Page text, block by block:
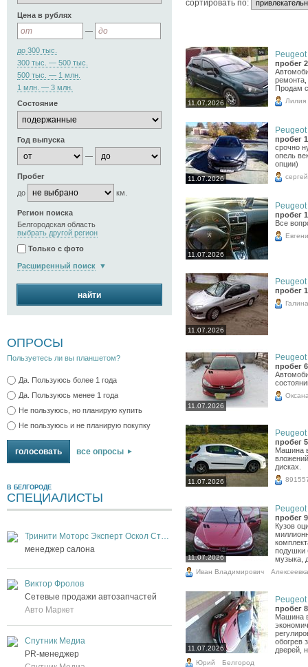
Цена в рублях
—
до 300 тыс.
300 тыс. — 500 тыс.
500 тыс. — 1 млн.
1 млн. — 3 млн.
Состояние
Год выпуска
—
Пробег
до
км.
Регион поиска
Белгородская область
выбрать другой регион
Только с фото
Расширенный поиск
найти
ОПРОСЫ
Пользуетесь ли вы планшетом?
Да. Пользуюсь более 1 года
Да. Пользуюсь менее 1 года
Не пользуюсь, но планирую купить
Не пользуюсь и не планирую покупку
все опросы
В БЕЛГОРОДЕ
СПЕЦИАЛИСТЫ
Тринити Моторс Эксперт Оскол Старый Оскол
менеджер салона
Виктор Фролов
Сетевые продажи автозапчастей
Авто Маркет
Спутник Медиа
PR-менеджер
cортировать по:
11.07.2026
Peugeot
пробег
Продам
Лилия
11.07.2026
Peugeot
пробег
срочно
опель
опции)
сергей
11.07.2026
Peugeot
пробег
Все
11.07.2026
Peugeot
пробег
Галина
11.07.2026
Peugeot
пробег
11.07.2026
Peugeot
пробег
Машина
дисках.
11.07.2026
Peugeot
пробег
Кузов
подушки
музыка,
Иван Владимирович Алексеевка
11.07.2026
Peugeot
пробег
Машина
обогрев
дверей,
Юрий Белгород